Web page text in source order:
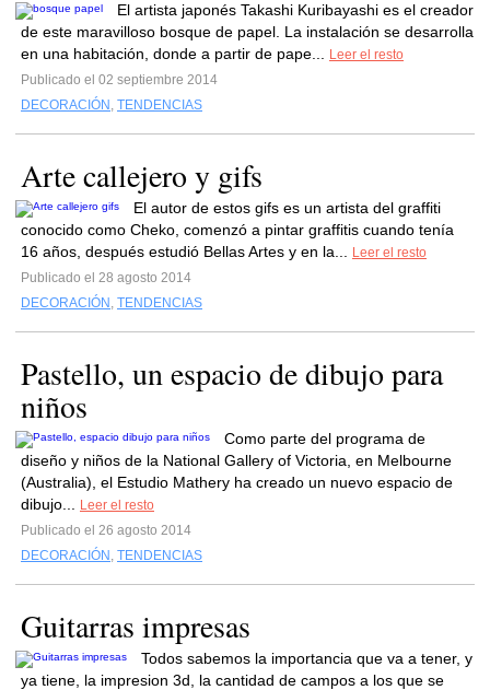
El artista japonés Takashi Kuribayashi es el creador
de este maravilloso bosque de papel. La instalación se desarrolla
en una habitación, donde a partir de pape...
Leer el resto
Publicado el 02 septiembre 2014
DECORACIÓN , TENDENCIAS
Arte callejero y gifs
El autor de estos gifs es un artista del graffiti
conocido como Cheko, comenzó a pintar graffitis cuando tenía
16 años, después estudió Bellas Artes y en la...
Leer el resto
Publicado el 28 agosto 2014
DECORACIÓN , TENDENCIAS
Pastello, un espacio de dibujo para
niños
Como parte del programa de
diseño y niños de la National Gallery of Victoria, en Melbourne
(Australia), el Estudio Mathery ha creado un nuevo espacio de
dibujo...
Leer el resto
Publicado el 26 agosto 2014
DECORACIÓN , TENDENCIAS
Guitarras impresas
Todos sabemos la importancia que va a tener, y
ya tiene, la impresion 3d, la cantidad de campos a los que se